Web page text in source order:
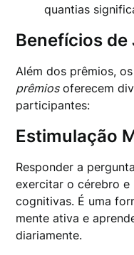
quantias
Benefícios de
Além dos prêmios, os
prêmiosoferecem
participantes:
Estimulação
Responder a
exercitar o cérebro e
cognitivas. É uma
mente ativa e
diariamente.